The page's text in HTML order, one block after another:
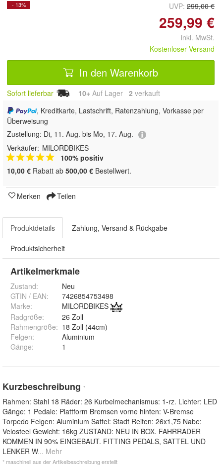
- 13% UVP: 299,00 €
259,99 €
inkl. MwSt.
Kostenloser Versand
In den Warenkorb
Sofort lieferbar 10+ Auf Lager 2 verkauft
, Kreditkarte, Lastschrift, Ratenzahlung, Vorkasse per
Überweisung
Zustellung: Di, 11. Aug. bis Mo, 17. Aug.
Verkäufer: MILORDBIKES
100% positiv
10,00 € Rabatt ab 500,00 € Bestellwert.
Merken Teilen
Produktdetails Zahlung, Versand & Rückgabe
Produktsicherheit
Artikelmerkmale
Zustand:
Neu
GTIN / EAN:
7426854753498
Marke:
MILORDBIKES
Radgröße:
26 Zoll
Rahmengröße: 18 Zoll (44cm)
Felgen:
Aluminium
Gänge: 1
Kurzbeschreibung *
Rahmen: Stahl 18 Räder: 26 Kurbelmechanismus: 1-rz. Lichter: LED
Gänge: 1 Pedale: Plattform Bremsen vorne hinten: V-Bremse
Torpedo Felgen: Aluminium Sattel: Stadt Reifen: 26x1,75 Nabe:
Velosteel Gewicht: 16kg ZUSTAND: NEU IN BOX. FAHRRADER
KOMMEN IN 90% EINGEBAUT. FITTING PEDALS, SATTEL UND
LENKER W... Mehr
* maschinell aus der Artikelbeschreibung erstellt